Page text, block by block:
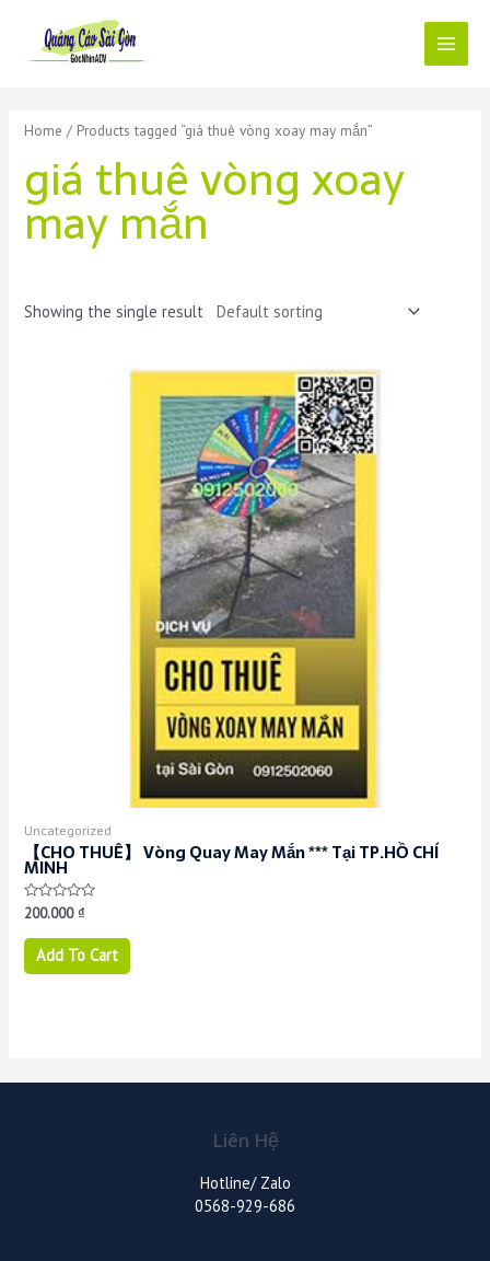
content
Main
Home / Products tagged “giá thuê vòng xoay may mắn”
giá thuê vòng xoay
may mắn
Showing the single result
Uncategorized
【CHO THUÊ】 Vòng Quay May Mắn *** Tại TP.HỒ CHÍ
MINH
Rated
out
200.000₫
Add To Cart
Liên Hệ
Hotline/ Zalo
0568-929-686